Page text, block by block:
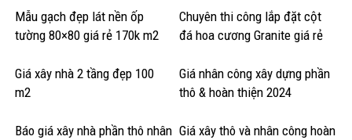
Mẫu gạch đẹp lát nền ốp
tường 80×80 giá rẻ 170k m2
Chuyên thi công lắp đặt cột
đá hoa cương Granite giá rẻ
Giá xây nhà 2 tầng đẹp 100
m2
Giá nhân công xây dựng phần
thô & hoàn thiện 2024
Báo giá xây nhà phần thô nhân Giá xây thô và nhân công hoàn